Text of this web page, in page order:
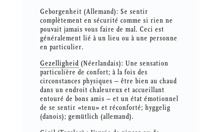
Geborgenheit (Allemand): Se sentir
complètement en sécurité comme si rien ne
pouvait jamais vous faire de mal. Ceci est
généralement lié à un lieu ou à une personne
en particulier.
Gezelligheid(Néerlandais): Une sensation
particulière de confort; à la fois des
circonstances physiques – être bien au chaud
dans un endroit chaleureux et accueillant
entouré de bons amis – et un état émotionnel
de se sentir «tenu» et réconforté; hyggelig
(danois); gemütlich (allemand).